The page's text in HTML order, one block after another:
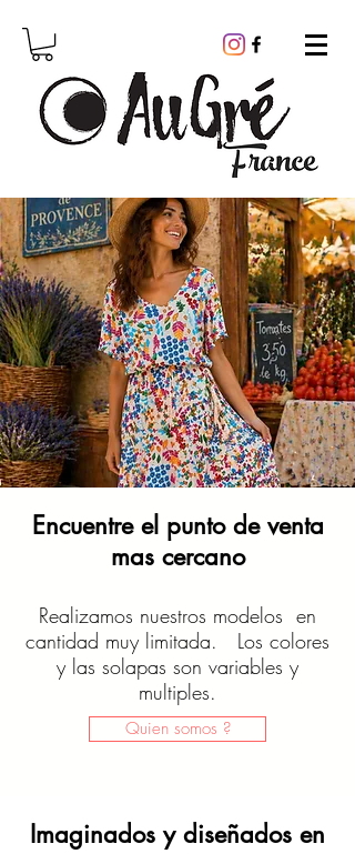
Encuentre el punto de venta
mas cercano
Realizamos nuestros modelos en
cantidad muy limitada. Los colores
y las solapas son variables y
multiples.
Quien somos ?
Imaginados y diseñados en